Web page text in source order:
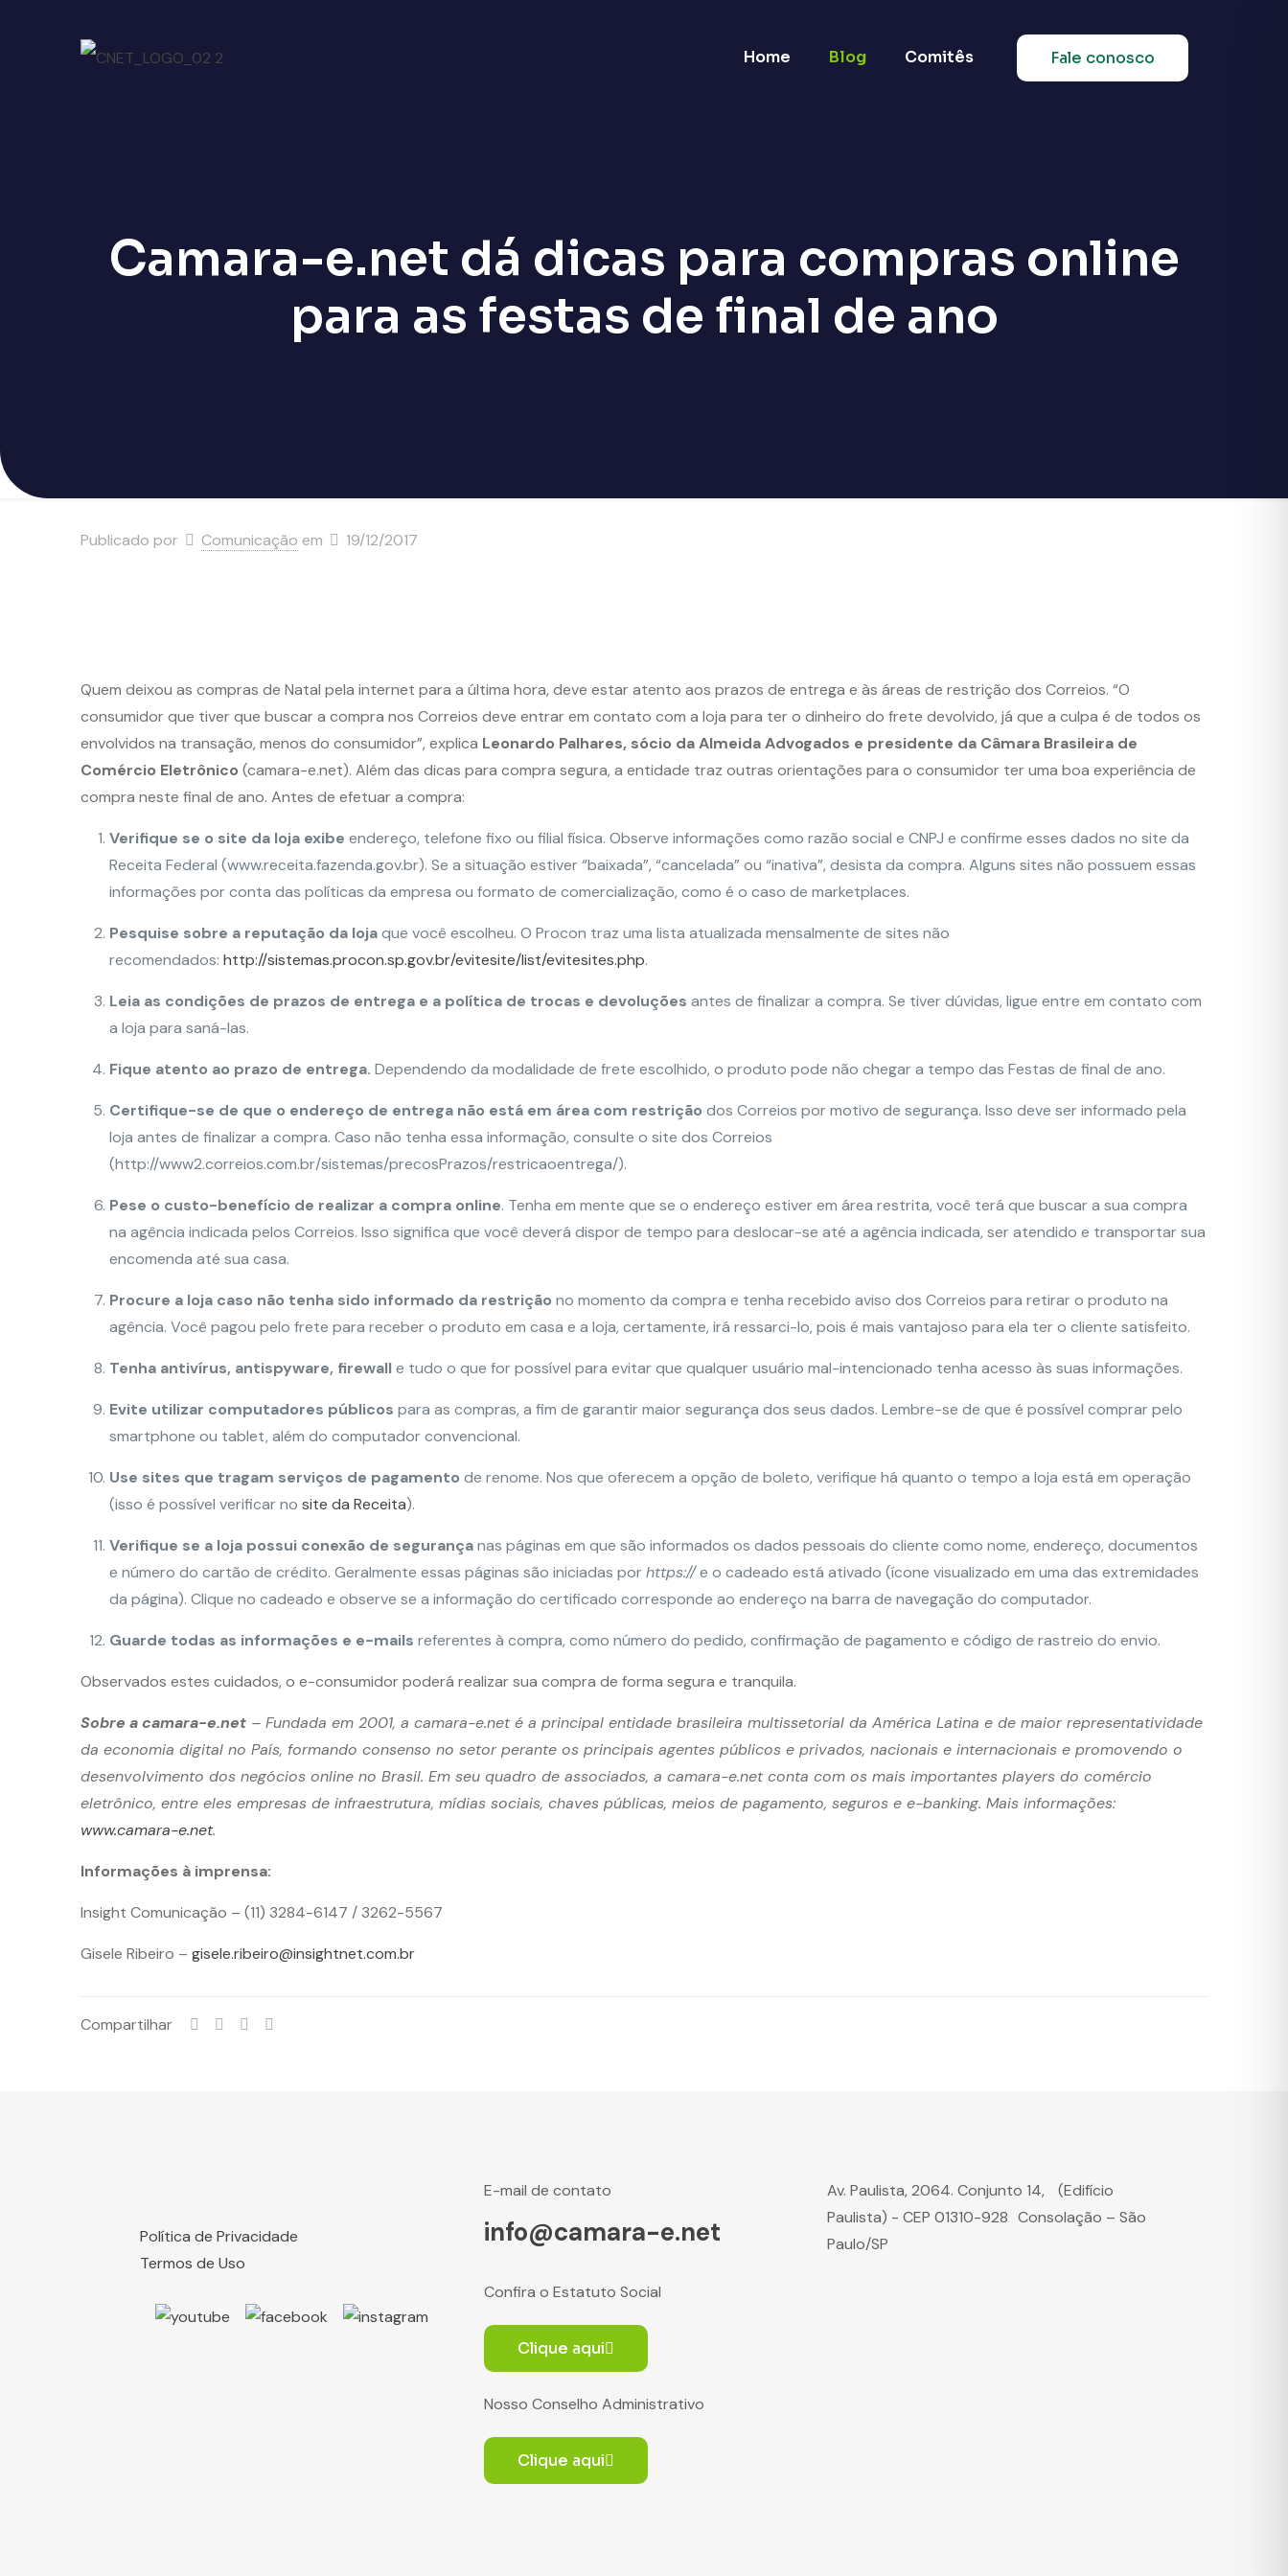
Home Blog Comitês Fale conosco
Camara-e.net dá dicas para compras online
para as festas de final de ano
Publicado por Comunicação em 19/12/2017
Quem deixou as compras de Natal pela internet para a última hora, deve estar atento aos prazos de entrega e às áreas de restrição dos Correios. “O
consumidor que tiver que buscar a compra nos Correios deve entrar em contato com a loja para ter o dinheiro do frete devolvido, já que a culpa é de todos os
envolvidos na transação, menos do consumidor”, explica Leonardo Palhares, sócio da Almeida Advogados e presidente da Câmara Brasileira de
Comércio Eletrônico (camara-e.net). Além das dicas para compra segura, a entidade traz outras orientações para o consumidor ter uma boa experiência de
compra neste final de ano. Antes de efetuar a compra:
Verifique se o site da loja exibe endereço, telefone fixo ou filial física. Observe informações como razão social e CNPJ e confirme esses dados no site da
Receita Federal (www.receita.fazenda.gov.br). Se a situação estiver “baixada”, “cancelada” ou “inativa”, desista da compra. Alguns sites não possuem essas
informações por conta das políticas da empresa ou formato de comercialização, como é o caso de marketplaces.
Pesquise sobre a reputação da lojaque você escolheu. O Procon traz uma lista atualizada mensalmente de sites não
recomendados: http://sistemas.procon.sp.gov.br/evitesite/list/evitesites.php.
Leia as condições de prazos de entrega e a política de trocas e devoluções antes de finalizar a compra. Se tiver dúvidas, ligue entre em contato com
a loja para saná-las.
Fique atento ao prazo de entrega. Dependendo da modalidade de frete escolhido, o produto pode não chegar a tempo das Festas de final de ano.
Certifique-se de que o endereço de entrega não está em área com restrição dos Correios por motivo de segurança. Isso deve ser informado pela
loja antes de finalizar a compra. Caso não tenha essa informação, consulte o site dos Correios
(http://www2.correios.com.br/sistemas/precosPrazos/restricaoentrega/).
Pese o custo-benefício de realizar a compra online. Tenha em mente que se o endereço estiver em área restrita, você terá que buscar a sua compra
na agência indicada pelos Correios. Isso significa que você deverá dispor de tempo para deslocar-se até a agência indicada, ser atendido e transportar sua
encomenda até sua casa.
Procure a loja caso não tenha sido informado da restrição no momento da compra e tenha recebido aviso dos Correios para retirar o produto na
agência. Você pagou pelo frete para receber o produto em casa e a loja, certamente, irá ressarci-lo, pois é mais vantajoso para ela ter o cliente satisfeito.
Tenha antivírus, antispyware, firewalle tudo o que for possível para evitar que qualquer usuário mal-intencionado tenha acesso às suas informações.
Evite utilizar computadores públicos para as compras, a fim de garantir maior segurança dos seus dados. Lembre-se de que é possível comprar pelo
smartphone ou tablet, além do computador convencional.
Use sites que tragam serviços de pagamento de renome. Nos que oferecem a opção de boleto, verifique há quanto o tempo a loja está em operação
(isso é possível verificar no site da Receita).
Verifique se a loja possui conexão de segurançanas páginas em que são informados os dados pessoais do cliente como nome, endereço, documentos
e número do cartão de crédito. Geralmente essas páginas são iniciadas porhttps://e o cadeado está ativado (ícone visualizado em uma das extremidades
da página). Clique no cadeado e observe se a informação do certificado corresponde ao endereço na barra de navegação do computador.
Guarde todas as informações e e-mails referentes à compra, como número do pedido, confirmação de pagamento e código de rastreio do envio.
Observados estes cuidados, o e-consumidor poderá realizar sua compra de forma segura e tranquila.
Sobre a camara-e.net – Fundada em 2001, a camara-e.net é a principal entidade brasileira multissetorial da América Latina e de maior representatividade
da economia digital no País, formando consenso no setor perante os principais agentes públicos e privados, nacionais e internacionais e promovendo o
desenvolvimento dos negócios online no Brasil. Em seu quadro de associados, a camara-e.net conta com os mais importantes players do comércio
eletrônico, entre eles empresas de infraestrutura, mídias sociais, chaves públicas, meios de pagamento, seguros e e-banking. Mais informações:
www.camara-e.net.
Informações à imprensa:
Insight Comunicação – (11) 3284-6147 / 3262-5567
Gisele Ribeiro – gisele.ribeiro@insightnet.com.br
Compartilhar
Política de Privacidade
Termos de Uso
E-mail de contato
info@camara-e.net
Confira o Estatuto Social
Clique aqui
Nosso Conselho Administrativo
Clique aqui
Av. Paulista, 2064. Conjunto 14, (Edifício
Paulista) - CEP 01310-928 Consolação – São
Paulo/SP